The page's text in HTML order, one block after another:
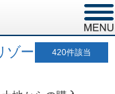
ゾー
420件該当